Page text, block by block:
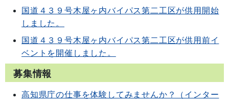
国道４３９号木屋ヶ内バイパス第二工区が供用開始
しました。
国道４３９号木屋ヶ内バイパス第二工区が供用前イ
ベントを開催しました。
募集情報
高知県庁の仕事を体験してみませんか？（インター